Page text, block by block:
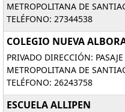
METROPOLITANA DE
TELÉFONO: 27344538
COLEGIO NUEVA
PRIVADO DIRECCIÓN:
METROPOLITANA DE
TELÉFONO: 26243758
ESCUELA ALLIPEN